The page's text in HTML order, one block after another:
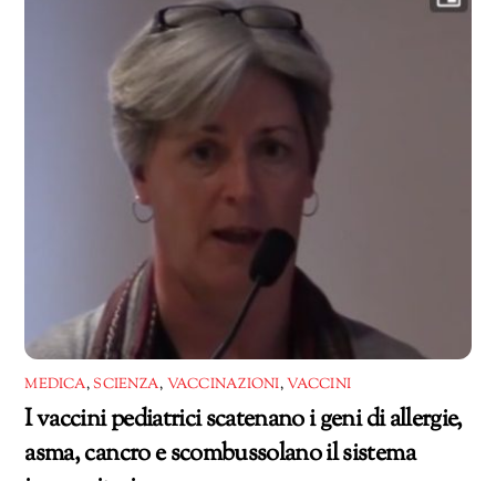
MEDICA,SCIENZA, VACCINAZIONI,VACCINI
I vaccini pediatrici scatenano i geni di allergie,
asma, cancro e scombussolano il sistema